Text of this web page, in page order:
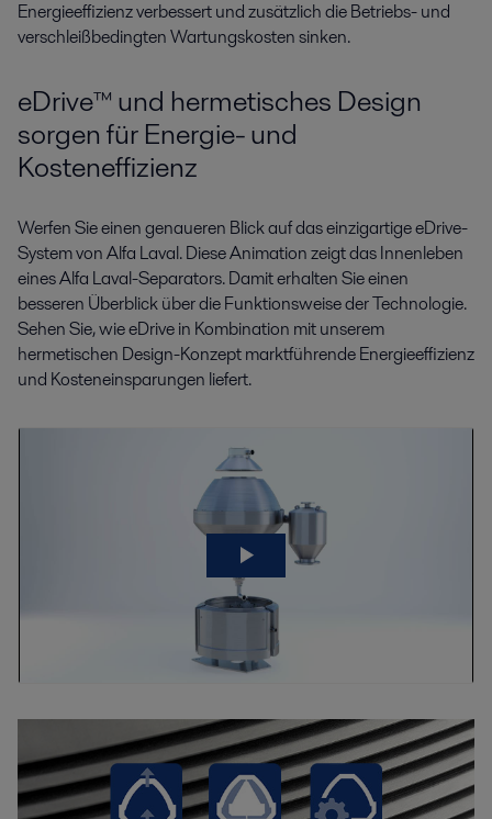
Energieeffizienz verbessert und zusätzlich die Betriebs- und
verschleißbedingten Wartungskosten sinken.
eDrive™ und hermetisches Design
sorgen für Energie- und
Kosteneffizienz
Werfen Sie einen genaueren Blick auf das einzigartige eDrive-
System von Alfa Laval. Diese Animation zeigt das Innenleben
eines Alfa Laval-Separators. Damit erhalten Sie einen
besseren Überblick über die Funktionsweise der Technologie.
Sehen Sie, wie eDrive in Kombination mit unserem
hermetischen Design-Konzept marktführende Energieeffizienz
und Kosteneinsparungen liefert.